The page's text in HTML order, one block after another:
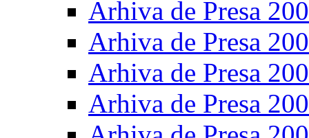
Arhiva de Presa
Arhiva de Presa
Arhiva de Presa
Arhiva de Presa